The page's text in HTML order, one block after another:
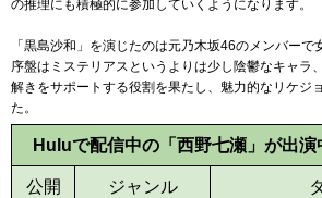
の推理にも積極的に参加していくようになります。
「黒島沙和」を演じたのは元乃木坂46のメンバーで
序盤はミステリアスというよりは少し陰鬱なキャラ
解きをサポートする役割を果たし、魅力的なリケジ
た。
Huluで配信中の「西野七瀬」が出
公開
ジャンル